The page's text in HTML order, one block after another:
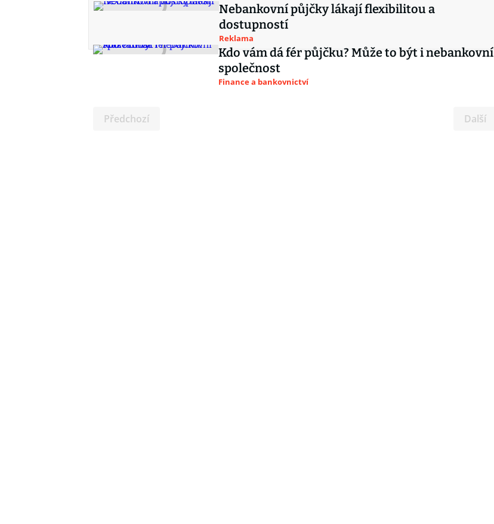
Nebankovní půjčky lákají flexibilitou a
dostupností
Reklama
Kdo vám dá fér půjčku? Může to být i nebankovní
společnost
Finance a bankovnictví
Předchozí Další